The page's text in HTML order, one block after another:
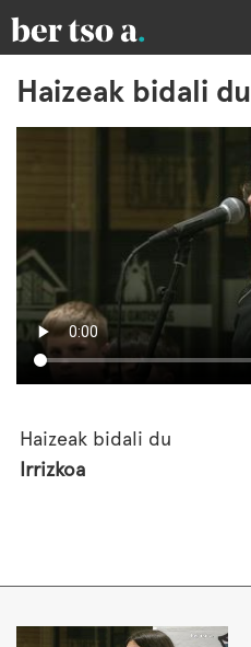
Haizeak bidali du
Haizeak bidali du
Irrizkoa